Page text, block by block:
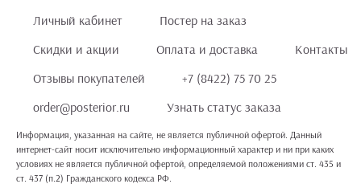
Личный кабинет
Постер на заказ
Скидки и акции
Оплата и доставка
Контакты
Отзывы покупателей
+7 (8422) 75 70 25
order@posterior.ru
Узнать статус заказа
Информация, указанная на сайте, не является публичной офертой. Данный
интернет-сайт носит исключительно информационный характер и ни при каких
условиях не является публичной офертой, определяемой положениями ст. 435 и
ст. 437 (п.2) Гражданского кодекса РФ.